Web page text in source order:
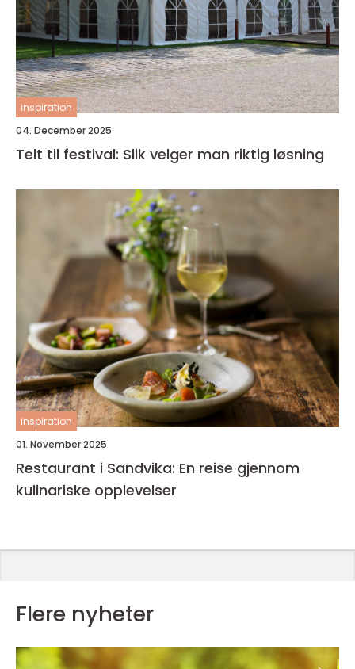
inspiration
04. December 2025
Telt til festival: Slik velger man riktig løsning
inspiration
01. November 2025
Restaurant i Sandvika: En reise gjennom
kulinariske opplevelser
Flere nyheter